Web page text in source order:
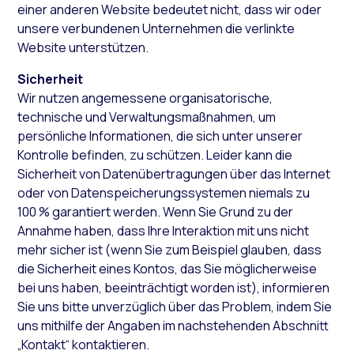
einer anderen Website bedeutet nicht, dass wir oder
unsere verbundenen Unternehmen die verlinkte
Website unterstützen.
Sicherheit
Wir nutzen angemessene organisatorische,
technische und Verwaltungsmaßnahmen, um
persönliche Informationen, die sich unter unserer
Kontrolle befinden, zu schützen. Leider kann die
Sicherheit von Datenübertragungen über das Internet
oder von Datenspeicherungssystemen niemals zu
100 % garantiert werden. Wenn Sie Grund zu der
Annahme haben, dass Ihre Interaktion mit uns nicht
mehr sicher ist (wenn Sie zum Beispiel glauben, dass
die Sicherheit eines Kontos, das Sie möglicherweise
bei uns haben, beeinträchtigt worden ist), informieren
Sie uns bitte unverzüglich über das Problem, indem Sie
uns mithilfe der Angaben im nachstehenden Abschnitt
„Kontakt“ kontaktieren.